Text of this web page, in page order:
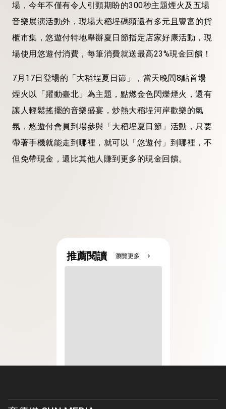
場，今年不僅有令人引頸期盼的300秒主題煙火及五場
音樂展演活動外，現場大稻埕碼頭還有多元且豐富的貨
櫃市集，悠遊付特地舉辦夏日節指定店家好康活動，現
場使用悠遊付消費，每筆消費就送最高23%現金回饋！
7月17日登場的「大稻埕夏日節」，當天晚間8點首場
煙火以「躍動臺北」為主題，點燃金色閃爍煙火，還有
讓人輕鬆搖擺的音樂盛宴，炒熱大稻埕河岸歡樂的氣
氛，悠遊付會員到場參與「大稻埕夏日節」活動，只要
帶著手機就能走到哪裡，就可以「悠遊付」到哪裡，不
但免帶現金，還比其他人賺到更多的現金回饋。
推薦閱讀 瀏覽更多 chevron_right